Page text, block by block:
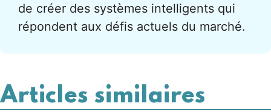
de créer des systèmes intelligents qui
répondent aux défis actuels du marché.
Articles similaires